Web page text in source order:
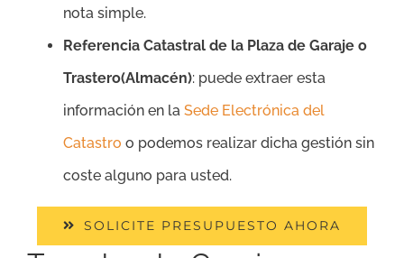
nota simple.
Referencia Catastral de la Plaza de Garaje o
Trastero(Almacén): puede extraer esta
información en la Sede Electrónica del
Catastro o podemos realizar dicha gestión sin
coste alguno para usted.
SOLICITE PRESUPUESTO AHORA